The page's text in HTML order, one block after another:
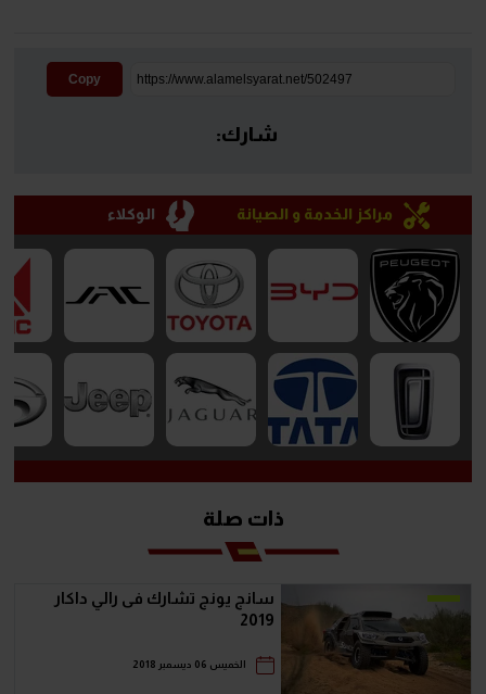
Copy
شارك:
مراكز الخدمة و الصيانة الوكلاء
ذات صلة
سانج يونج تشارك فى رالي داكار
2019
الخميس 06 ديسمبر 2018